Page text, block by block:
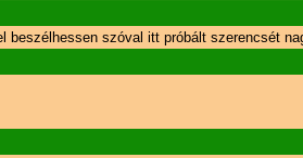
szóval itt próbált szerencsét